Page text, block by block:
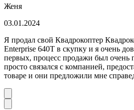
Женя
03.01.2024
Я продал свой Квадрокоптер
Enterprise 640T в скупку и я очень
первых, процесс продажи был
просто связался с компанией,
товаре и они предложили мне